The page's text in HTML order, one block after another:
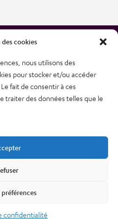
des cookies
nous utilisons des
pour stocker et/ou accéder
fait de consentir à ces
traiter des données telles que le
confidentialité
Nous contacter